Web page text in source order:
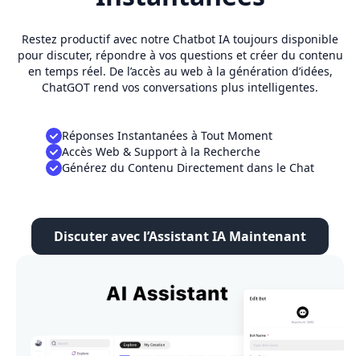
Restez productif avec notre Chatbot IA toujours disponible
pour discuter, répondre à vos questions et créer du contenu
en temps réel. De l’accès au web à la génération d’idées,
ChatGOT rend vos conversations plus intelligentes.
Réponses Instantanées à Tout Moment
Accès Web & Support à la Recherche
Générez du Contenu Directement dans le Chat
Discuter avec l’Assistant IA Maintenant